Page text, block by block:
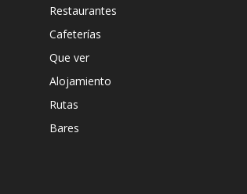
Restaurantes
Cafeterías
Que ver
Alojamiento
Rutas
Bares